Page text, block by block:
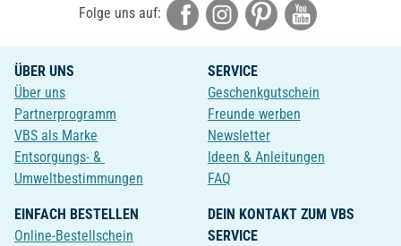
Folge uns auf:
ÜBER UNS
Über uns
Partnerprogramm
VBS als Marke
Entsorgungs- &
Umweltbestimmungen
SERVICE
Geschenkgutschein
Freunde werben
Newsletter
Ideen & Anleitungen
FAQ
EINFACH BESTELLEN
Online-Bestellschein
DEIN KONTAKT ZUM VBS
SERVICE